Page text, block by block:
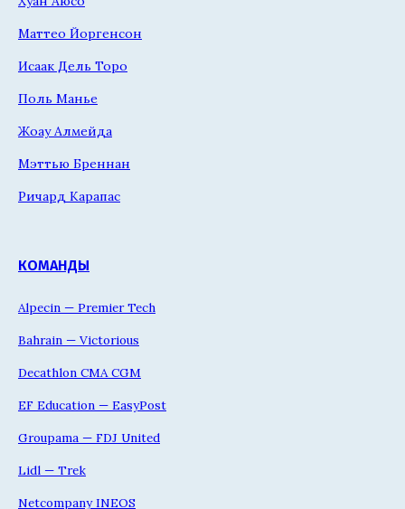
Маттео Йоргенсон
Исаак Дель Торо
Поль Манье
Жоау Алмейда
Мэттью Бреннан
Ричард Карапас
КОМАНДЫ
Alpecin — Premier Tech
Bahrain — Victorious
Decathlon CMA CGM
EF Education — EasyPost
Groupama — FDJ United
Lidl — Trek
Netcompany INEOS